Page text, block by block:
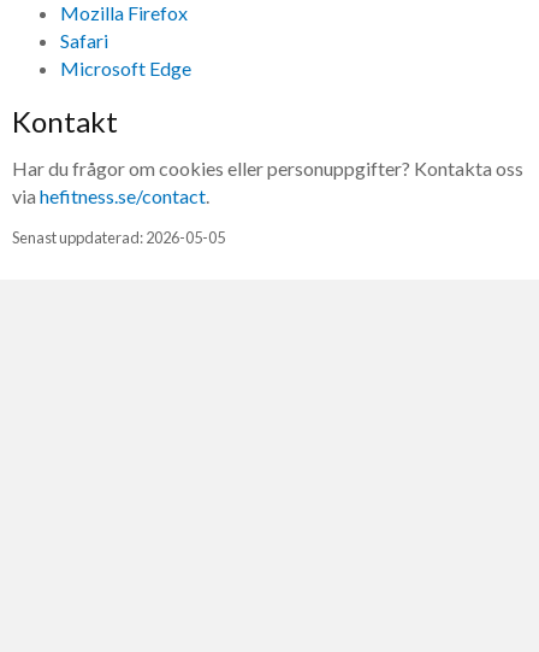
Mozilla Firefox
Safari
Microsoft Edge
Kontakt
Har du frågor om cookies eller personuppgifter? Kontakta oss
via hefitness.se/contact.
Senast uppdaterad: 2026-05-05